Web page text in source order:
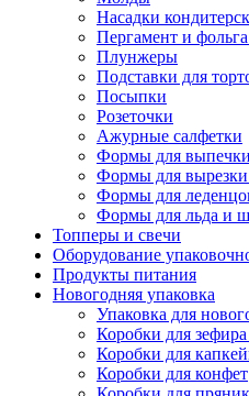
Насадки
Пергамент и
Плунжеры
Подставки для
Посыпки
Розеточки
Ажурные салфетки
Формы для выпечки
Формы для вырезки
Формы для
Формы для льда и
Топперы и свечи
Оборудование
Продукты питания
Новогодняя упаковка
Упаковка для
Коробки для
Коробки для
Коробки для конфет